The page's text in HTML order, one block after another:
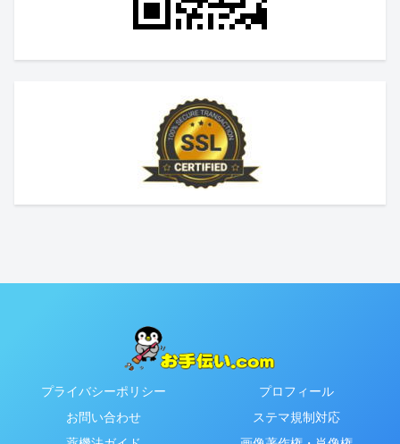
プライバシーポリシー
プロフィール
お問い合わせ
ステマ規制対応